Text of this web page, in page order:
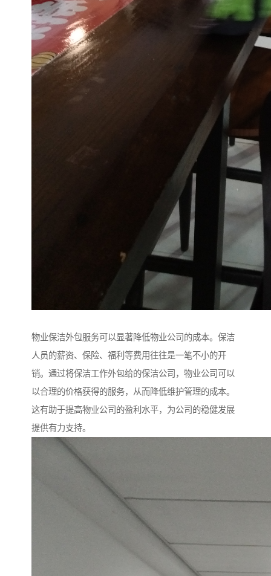
物业保洁外包服务可以显著降低物业公司的成本。保洁
人员的薪资、保险、福利等费用往往是一笔不小的开
销。通过将保洁工作外包给的保洁公司，物业公司可以
以合理的价格获得的服务，从而降低维护管理的成本。
这有助于提高物业公司的盈利水平，为公司的稳健发展
提供有力支持。